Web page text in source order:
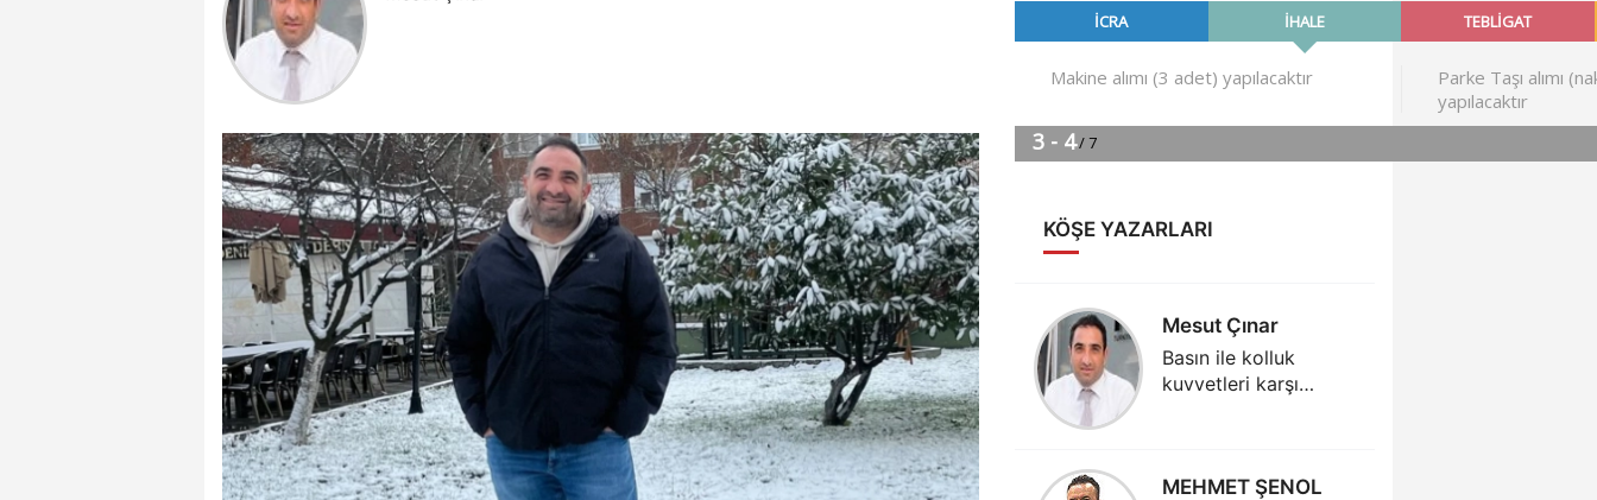
KÖŞE YAZARLARI
YEŞİM DRAMALI
İYİ PARTİLİ
TÜTÜNCÜ İL
BAŞKANI MI?
MİLLETVEKİLİ ADAY
ADAYIMI?
M.Bahadır Zeytin
Mesut Çınar
Basın ile kolluk
kuvvetleri karşı
MEHMET ŞENOL